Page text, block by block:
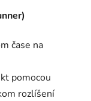
čase na
pomocou
rozlíšení